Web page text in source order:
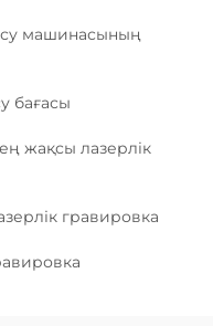
машинасының
бағасы
жақсы лазерлік
гравировка